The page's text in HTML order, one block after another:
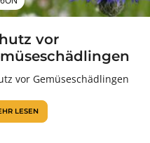
vor
vor Gemüseschädlingen
LESEN